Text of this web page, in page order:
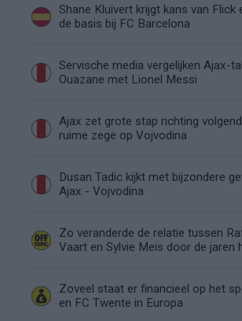
Shane Kluivert krijgt kans van Flick
de basis bij FC Barcelona
Servische media vergelijken Ajax-
Ouazane met Lionel Messi
Ajax zet grote stap richting
ruime zege op Vojvodina
Dusan Tadic kijkt met bijzondere
Ajax - Vojvodina
Zo veranderde de relatie tussen
Vaart en Sylvie Meis door de jaren
Zoveel staat er financieel op het
en FC Twente in Europa